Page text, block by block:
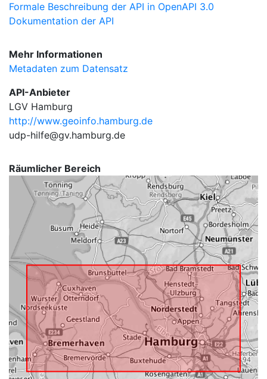
Formale Beschreibung der API in OpenAPI 3.0
Dokumentation der API
Mehr Informationen
Metadaten zum Datensatz
API-Anbieter
LGV Hamburg
http://www.geoinfo.hamburg.de
udp-hilfe@gv.hamburg.de
Räumlicher Bereich